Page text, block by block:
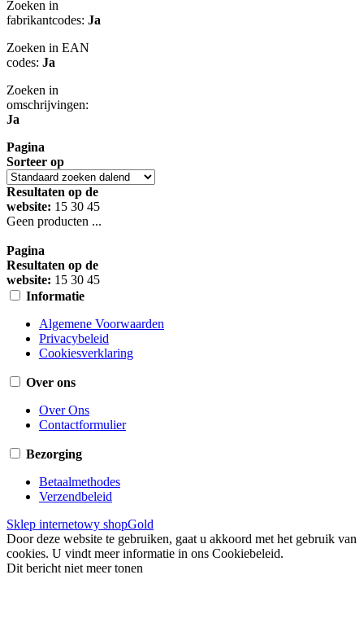
Zoeken in
fabrikantcodes: Ja
Zoeken in EAN
codes: Ja
Zoeken in
omschrijvingen:
Ja
Pagina
Sorteer op
Resultaten op de
website: 15 30 45
Geen producten ...
Pagina
Resultaten op de
website: 15 30 45
Informatie
Algemene Voorwaarden
Privacybeleid
Cookiesverklaring
Over ons
Over Ons
Contactformulier
Bezorging
Betaalmethodes
Verzendbeleid
Sklep internetowy shopGold
Door deze website te gebruiken, gaat u akkoord met het gebruik van
cookies. U vindt meer informatie in ons Cookiebeleid.
Dit bericht niet meer tonen